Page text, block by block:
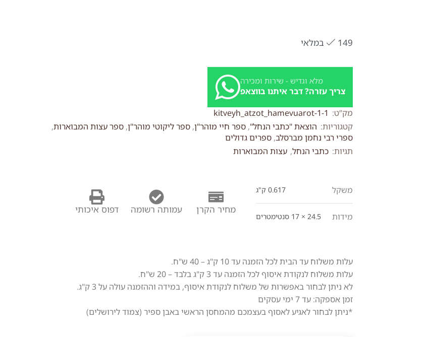
149 במלאי
מלא וגדיש - שירות ומכירה
צריך עזרה? דבר איתנו בווצאפ
מק”ט: kitveyh_atzot_hamevuarot-1-1
קטגוריות: הוצאת "כתבי הנחל", ספר חיי מוהר"ן, ספר ליקוטי מוהר"ן, ספר עצות המבוארות,
ספרי רבי נחמן מברסלב, ספרים גדולים
תגיות: כתבי הנחל, עצות המבוארות
משקל 0.617 ק"ג
מידות 24.5 × 17 סנטימטרים
מחיר הקרן עמותה רשומה דפוס איכותי
עלות משלוח עד הבית לכל הזמנה עד 10 ק"ג – 40 ש"ח.
עלות משלוח לנקודת איסוף לכל הזמנה עד 3 ק"ג בלבד – 20 ש"ח.
לא ניתן לבחור באפשרות של משלוח לנקודת איסוף, במידה וההזמנה עולה על 3 ק"ג.
זמן אספקה: עד 7 ימי עסקים
*ניתן לבחור לאגיע לאסוף בעצמכם מהמחסן הראשי באבן ספיר (צמוד לירושלים)